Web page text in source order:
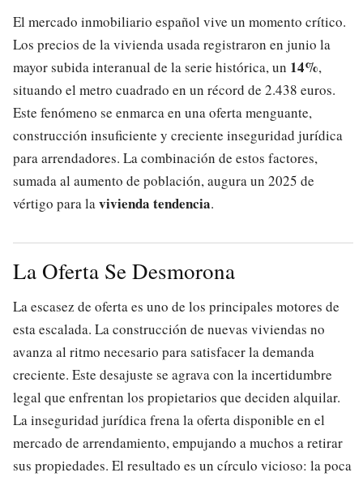
El mercado inmobiliario español vive un momento crítico.
Los precios de la vivienda usada registraron en junio la
mayor subida interanual de la serie histórica, un 14%,
situando el metro cuadrado en un récord de 2.438 euros.
Este fenómeno se enmarca en una oferta menguante,
construcción insuficiente y creciente inseguridad jurídica
para arrendadores. La combinación de estos factores,
sumada al aumento de población, augura un 2025 de
vértigo para lavivienda tendencia.
La Oferta Se Desmorona
La escasez de oferta es uno de los principales motores de
esta escalada. La construcción de nuevas viviendas no
avanza al ritmo necesario para satisfacer la demanda
creciente. Este desajuste se agrava con la incertidumbre
legal que enfrentan los propietarios que deciden alquilar.
La inseguridad jurídica frena la oferta disponible en el
mercado de arrendamiento, empujando a muchos a retirar
sus propiedades. El resultado es un círculo vicioso: la poca